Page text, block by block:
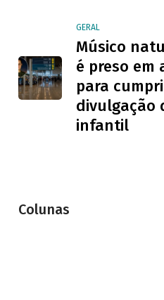
GERAL
Músico
é preso em
para
divulgação
infantil
Colunas